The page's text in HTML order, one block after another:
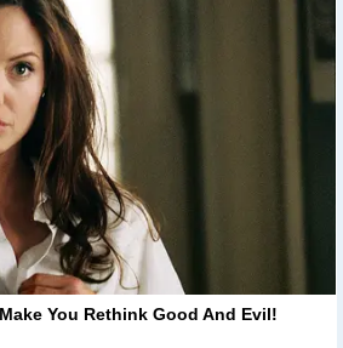
You Rethink Good And Evil!